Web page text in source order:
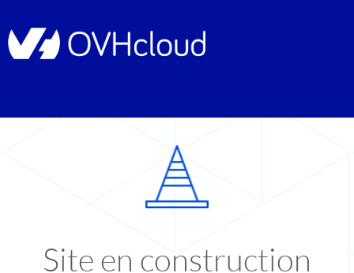
Site en construction